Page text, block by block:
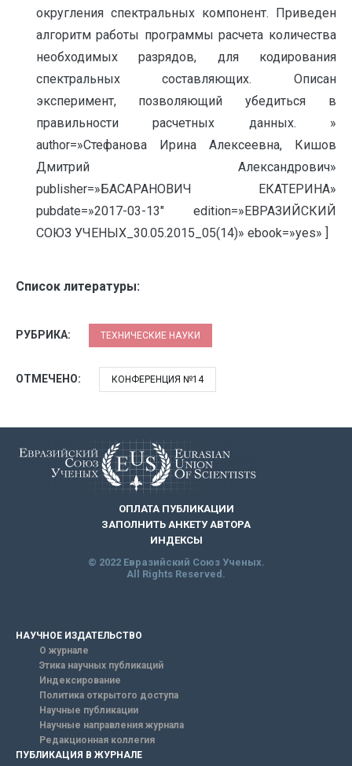
округления спектральных компонент. Приведен
алгоритм работы программы расчета количества
необходимых разрядов, для кодирования
спектральных составляющих. Описан
эксперимент, позволяющий убедиться в
правильности расчетных данных. »
author=»Стефанова Ирина Алексеевна, Кишов
Дмитрий Александрович»
publisher=»БАСАРАНОВИЧ ЕКАТЕРИНА»
pubdate=»2017-03-13″ edition=»ЕВРАЗИЙСКИЙ
СОЮЗ УЧЕНЫХ_30.05.2015_05(14)» ebook=»yes» ]
Список литературы:
РУБРИКА: ТЕХНИЧЕСКИЕ НАУКИ
ОТМЕЧЕНО: КОНФЕРЕНЦИЯ №14
ОПЛАТА ПУБЛИКАЦИИ
ЗАПОЛНИТЬ АНКЕТУ АВТОРА
ИНДЕКСЫ
© 2022 Евразийский Союз Ученых.
All Rights Reserved.
НАУЧНОЕ ИЗДАТЕЛЬСТВО
О журнале
Этика научных публикаций
Индексирование
Политика открытого доступа
Научные публикации
Научные направления журнала
Редакционная коллегия
ПУБЛИКАЦИЯ В ЖУРНАЛЕ